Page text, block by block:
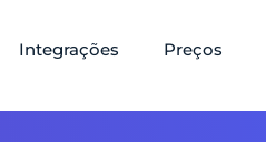
Integrações Preços